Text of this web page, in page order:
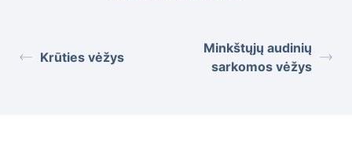
Krūties vėžys
Minkštųjų audinių
sarkomos vėžys